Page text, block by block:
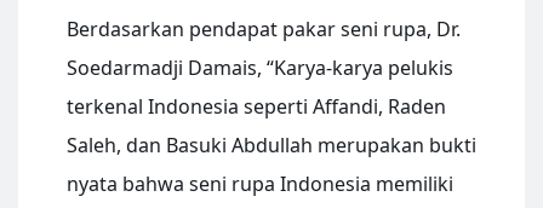
Berdasarkan pendapat pakar seni rupa, Dr.
Soedarmadji Damais, “Karya-karya pelukis
terkenal Indonesia seperti Affandi, Raden
Saleh, dan Basuki Abdullah merupakan bukti
nyata bahwa seni rupa Indonesia memiliki